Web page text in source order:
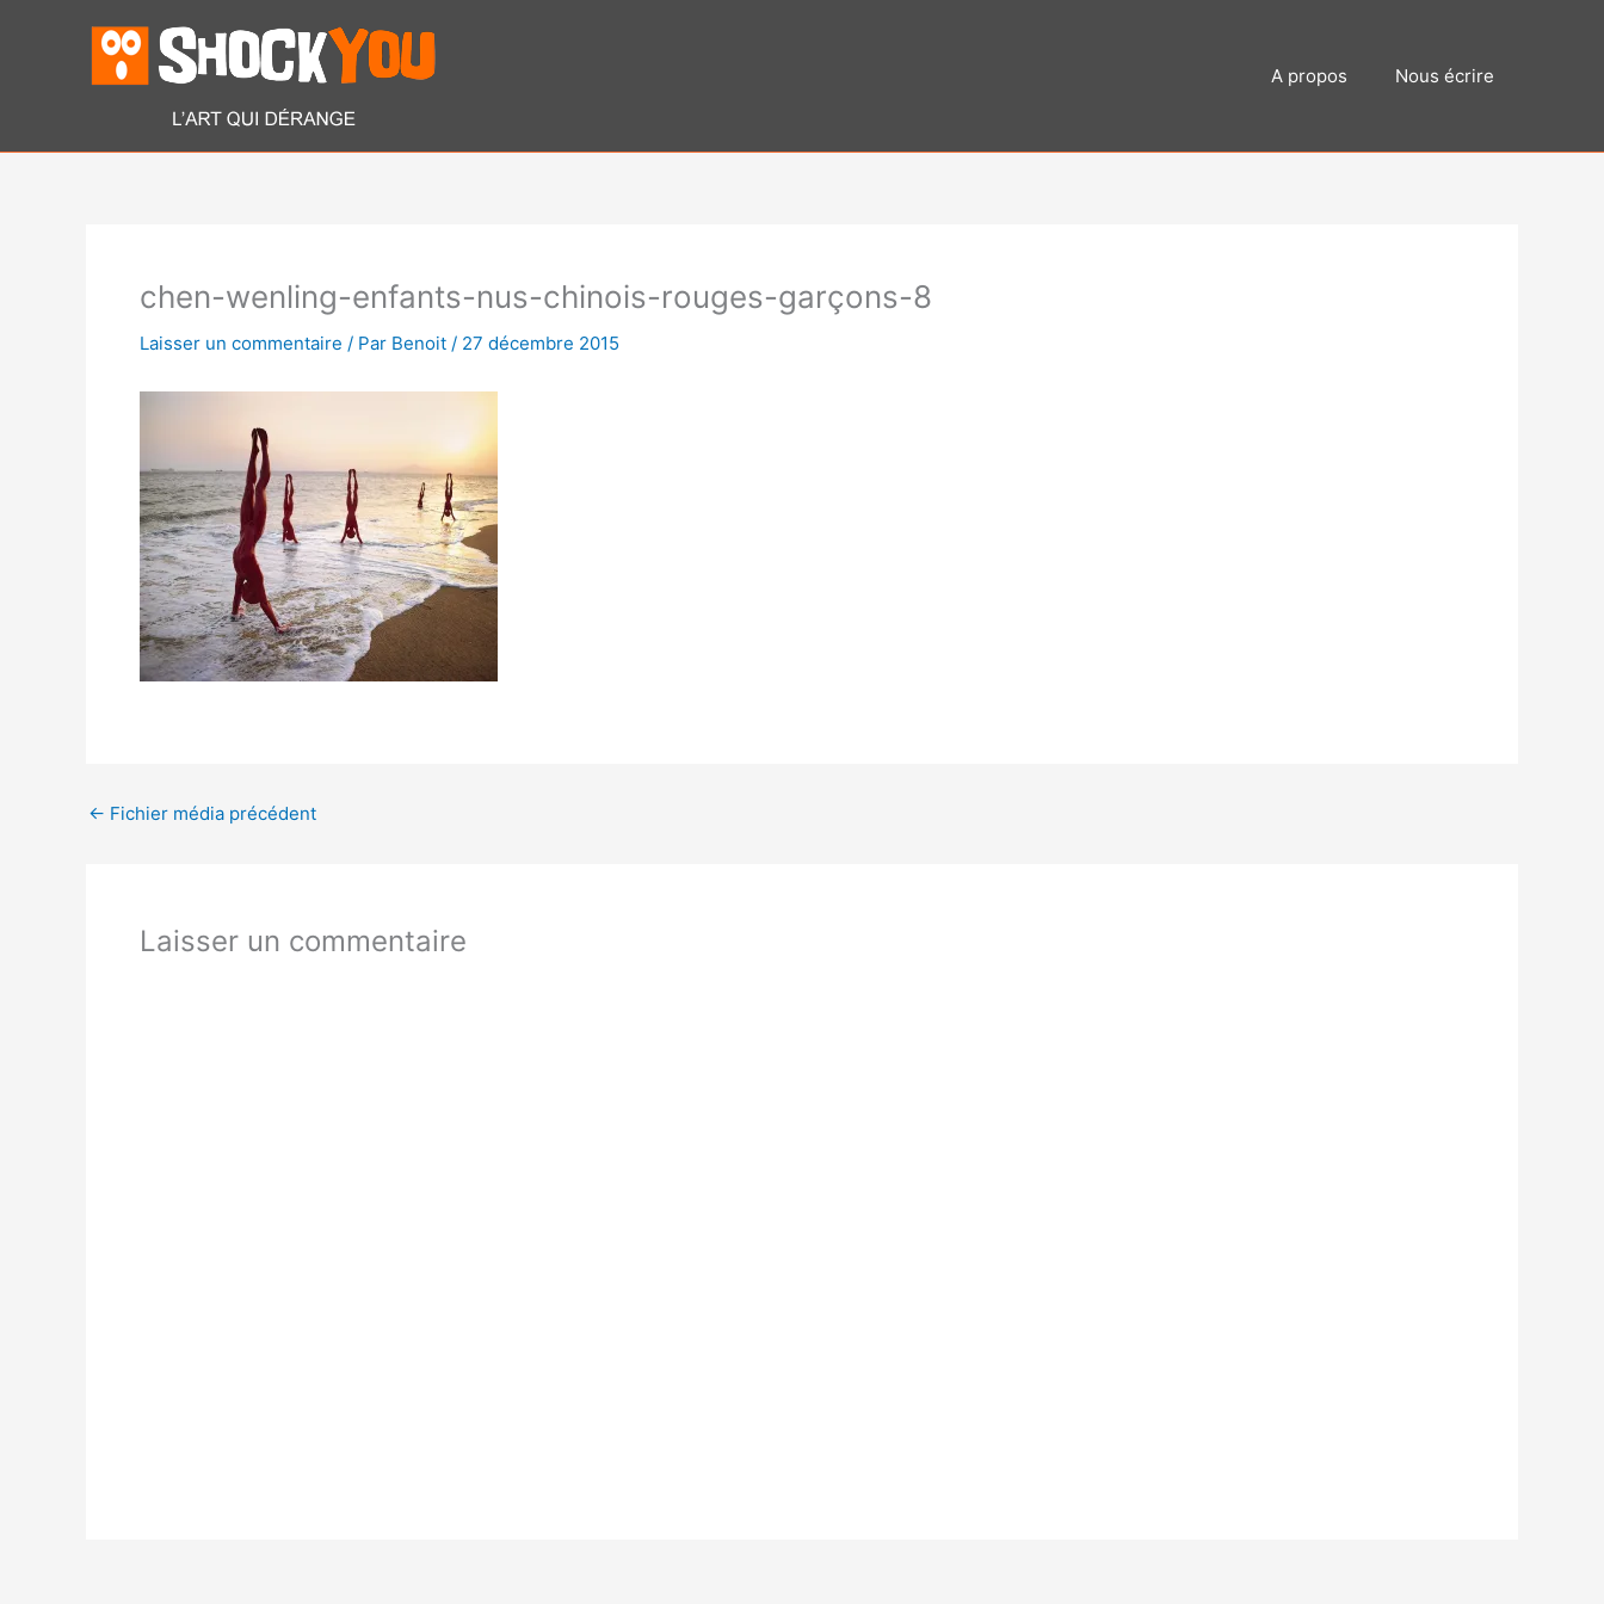
A propos Nous écrire
chen-wenling-enfants-nus-chinois-rouges-garçons-8
Laisser un commentaire / Par Benoit / 27 décembre 2015
← Fichier média précédent
Laisser un commentaire